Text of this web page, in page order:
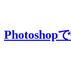
Photoshop